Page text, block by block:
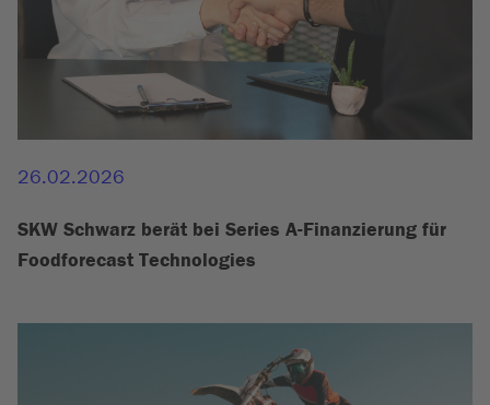
26.02.2026
SKW Schwarz berät bei Series A-Finanzierung für
Foodforecast Technologies